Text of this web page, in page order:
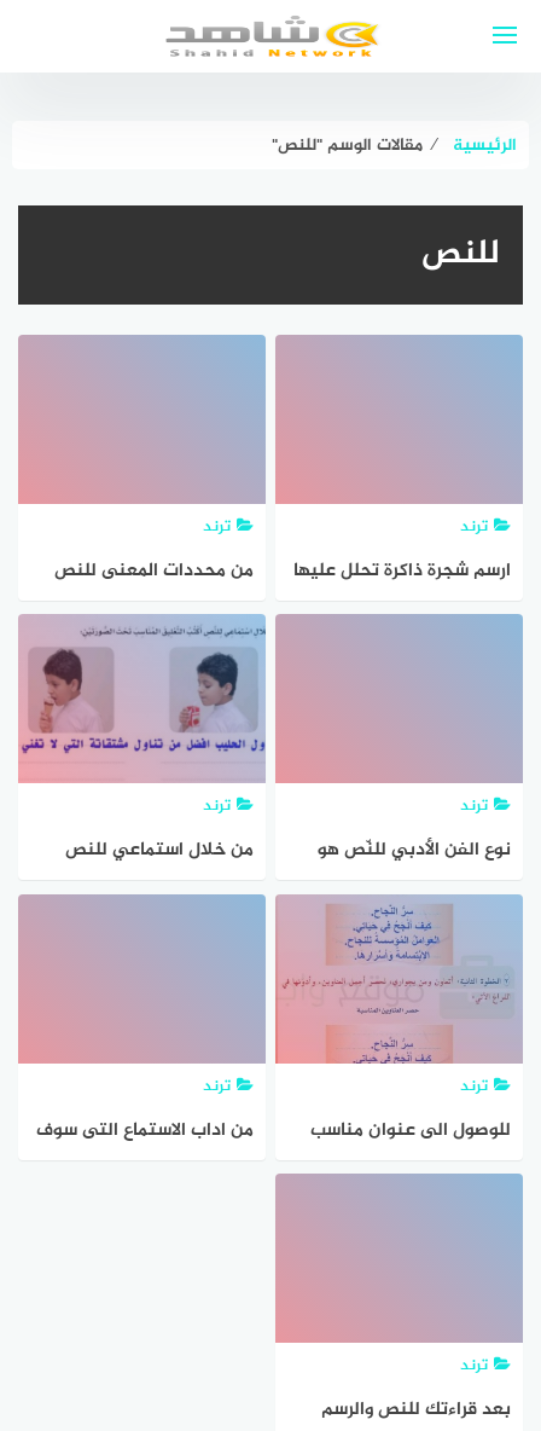
الرئيسية ⁄ مقالات الوسم "للنص"
للنص
ترند
ارسم شجرة ذاكرة تحلل عليها
البنية الفنية للنص القصصي
ترند
من محددات المعنى للنص
ترند
نوع الفن الأدبي للنّص هو
الرسالة
ترند
من خلال استماعي للنص
اكتب التعليق المناسب تحت
ترند
للوصول الى عنوان مناسب
للنص غير ماذكر اتبع
ترند
من اداب الاستماع التى سوف
ترند
بعد قراءتك للنص والرسم